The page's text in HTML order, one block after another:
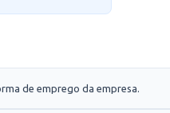
de emprego da empresa.